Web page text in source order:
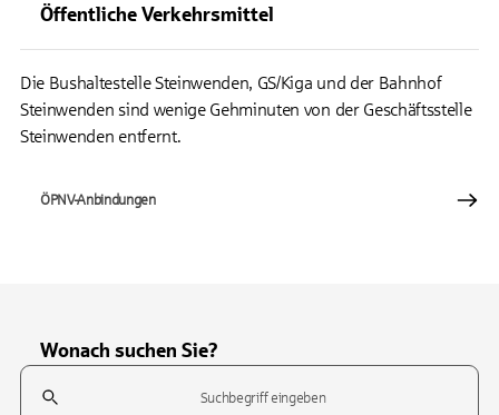
Öffentliche Verkehrsmittel
Die Bushaltestelle Steinwenden, GS/Kiga und der Bahnhof
Steinwenden sind wenige Gehminuten von der Geschäftsstelle
Steinwenden entfernt.
ÖPNV-Anbindungen
Wonach suchen Sie?
Suchfeld